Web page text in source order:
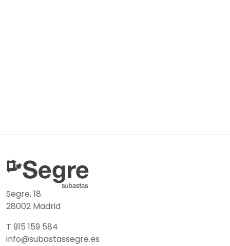
Segre, 18.
28002 Madrid
T 915 159 584
info@subastassegre.es